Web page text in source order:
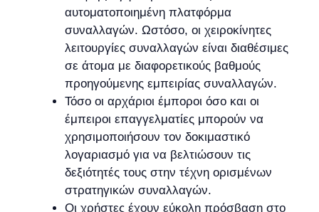
αυτοματοποιημένη πλατφόρμα
συναλλαγών. Ωστόσο, οι χειροκίνητες
λειτουργίες συναλλαγών είναι διαθέσιμες
σε άτομα με διαφορετικούς βαθμούς
προηγούμενης εμπειρίας συναλλαγών.
Τόσο οι αρχάριοι έμποροι όσο και οι
έμπειροι επαγγελματίες μπορούν να
χρησιμοποιήσουν τον δοκιμαστικό
λογαριασμό για να βελτιώσουν τις
δεξιότητές τους στην τέχνη ορισμένων
στρατηγικών συναλλαγών.
Οι χρήστες έχουν εύκολη πρόσβαση στο